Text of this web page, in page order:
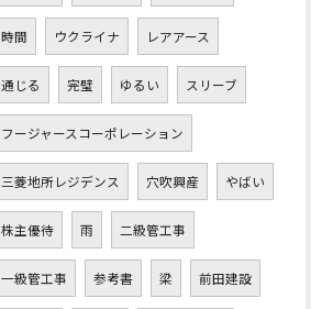
時間 ウクライナ レアアース
通じる 完璧 ゆるい スリーブ
フージャースコーポレーション
三菱地所レジデンス 穴吹興産 やばい
株主優待 雨 二級管工事
一級管工事 参考書 梁 前田建設